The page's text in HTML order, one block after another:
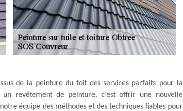
de la peinture du toit des services parfaits pour la
revêtement de peinture, c’est offrir une nouvelle
équipe des méthodes et des techniques fiables pour